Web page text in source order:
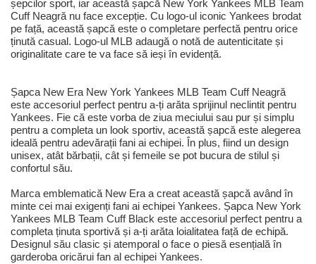
șepcilor sport, iar această șapcă New York Yankees MLB Team
Cuff Neagră nu face excepție. Cu logo-ul iconic Yankees brodat
pe față, această șapcă este o completare perfectă pentru orice
ținută casual. Logo-ul MLB adaugă o notă de autenticitate și
originalitate care te va face să ieși în evidență.
Șapca New Era New York Yankees MLB Team Cuff Neagră
este accesoriul perfect pentru a-ți arăta sprijinul neclintit pentru
Yankees. Fie că este vorba de ziua meciului sau pur și simplu
pentru a completa un look sportiv, această șapcă este alegerea
ideală pentru adevărații fani ai echipei. În plus, fiind un design
unisex, atât bărbații, cât și femeile se pot bucura de stilul și
confortul său.
Marca emblematică New Era a creat această șapcă având în
minte cei mai exigenți fani ai echipei Yankees. Șapca New York
Yankees MLB Team Cuff Black este accesoriul perfect pentru a
completa ținuta sportivă și a-ți arăta loialitatea față de echipă.
Designul său clasic și atemporal o face o piesă esențială în
garderoba oricărui fan al echipei Yankees.